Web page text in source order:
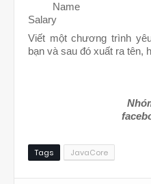
Name
Salary
Viết một chương trình
bạn và sau đó xuất ra tên,
Tags JavaCore